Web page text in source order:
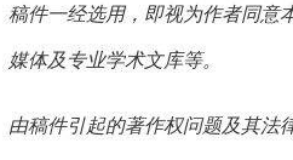
稿件一经选用，即视为作者同意
媒体及专业学术文库等。
由稿件引起的著作权问题及其法